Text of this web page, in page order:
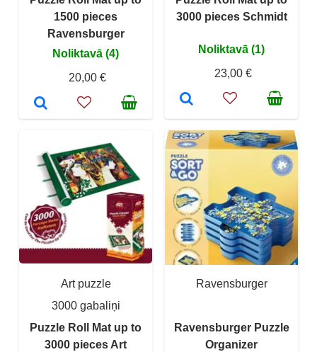
1500 pieces
Ravensburger
Noliktavā (4)
20,00 €
3000 pieces Schmidt
Noliktavā (1)
23,00 €
Art puzzle
3000 gabaliņi
Puzzle Roll Mat up to
3000 pieces Art
Ravensburger
Ravensburger Puzzle
Organizer